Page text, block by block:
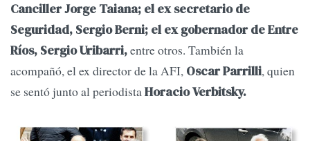
Canciller Jorge Taiana; el ex secretario de
Seguridad, Sergio Berni; el ex gobernador de Entre
Ríos, Sergio Uribarri,entre otros. También la
acompañó, el ex director de la AFI, Oscar Parrilli, quien
se sentó junto al periodistaHoracio Verbitsky.